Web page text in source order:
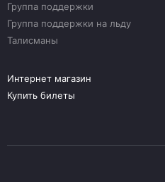
Группа поддержки
Группа поддержки на льду
Талисманы
Интернет магазин
Купить билеты